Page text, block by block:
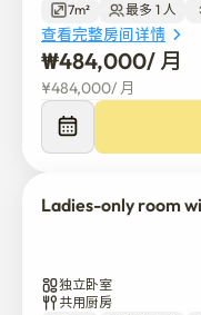
7m²
最多 1 人
查看完整房间详情
₩484,000/ 月
¥484,000/ 月
Ladies-only room
独立卧室
共用厨房